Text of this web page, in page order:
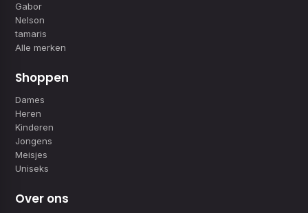
Gabor
Nelson
tamaris
Alle merken
Shoppen
Dames
Heren
Kinderen
Jongens
Meisjes
Uniseks
Over ons